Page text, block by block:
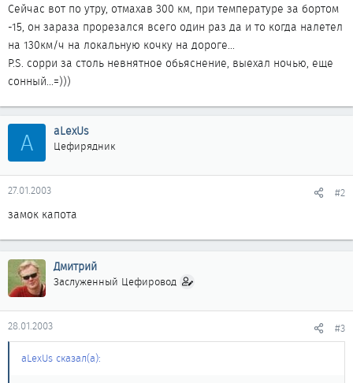
Сейчас вот по утру, отмахав 300 км, при температуре за бортом
-15, он зараза прорезался всего один раз да и то когда налетел
на 130км/ч на локальную кочку на дороге...
P.S. сорри за столь невнятное обьяснение, выехал ночью, еще
сонный...=)))
A aLexUs
Цефирядник
27.01.2003 #2
замок капота
Дмитрий
Заслуженный Цефировод
28.01.2003 #3
aLexUs сказал(а):